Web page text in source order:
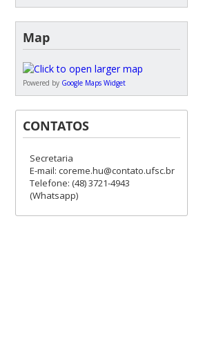
Map
Powered by Google Maps Widget
CONTATOS
Secretaria
E-mail: coreme.hu@contato.ufsc.br
Telefone: (48) 3721-4943
(Whatsapp)